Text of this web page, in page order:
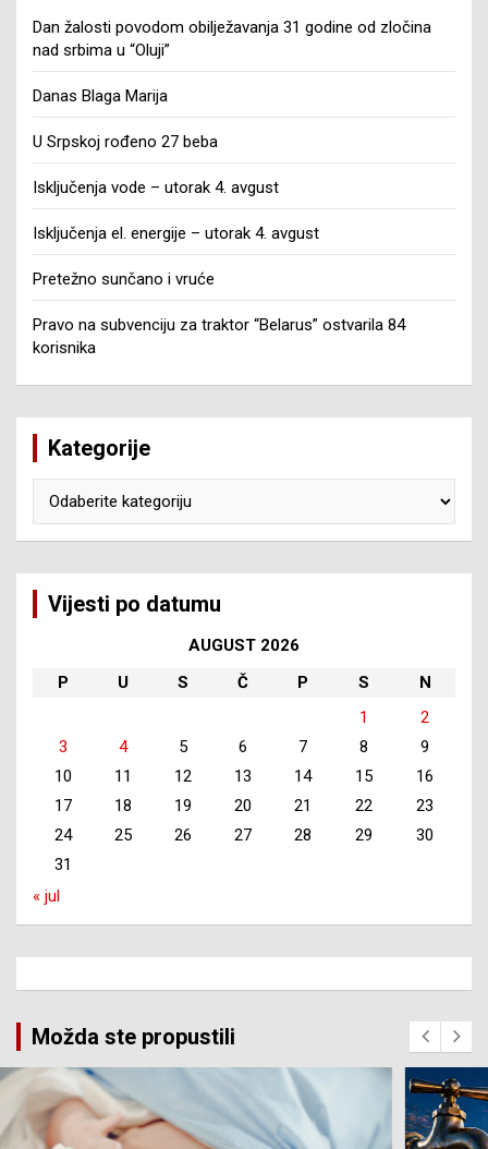
Dan žalosti povodom obilježavanja 31 godine od zločina
nad srbima u “Oluji”
Danas Blaga Marija
U Srpskoj rođeno 27 beba
Isključenja vode – utorak 4. avgust
Isključenja el. energije – utorak 4. avgust
Pretežno sunčano i vruće
Pravo na subvenciju za traktor “Belarus” ostvarila 84
korisnika
Kategorije
Vijesti po datumu
AUGUST 2026
P
U S Č P S
N
1
2
3
4 5 6 7 8
9
10
11 12 13 14 15
16
17
18 19 20 21 22
23
24
25 26 27 28 29
30
31
« jul
Možda ste propustili